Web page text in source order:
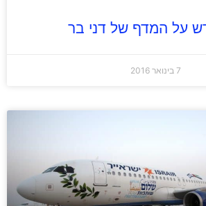
על המדף של דני בר
7 בינואר 2016